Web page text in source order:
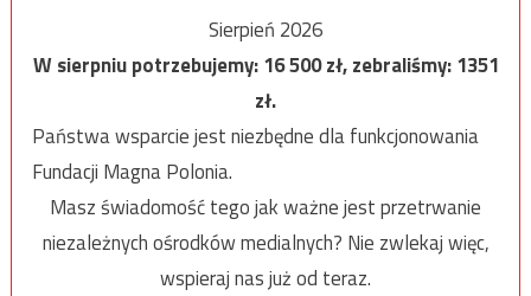
Sierpień 2026
W sierpniu potrzebujemy:16 500zł, zebraliśmy:1351
zł.
Państwa wsparcie jest niezbędne dla funkcjonowania
Fundacji Magna Polonia.
Masz świadomość tego jak ważne jest przetrwanie
niezależnych ośrodków medialnych? Nie zwlekaj więc,
wspieraj nas już od teraz.